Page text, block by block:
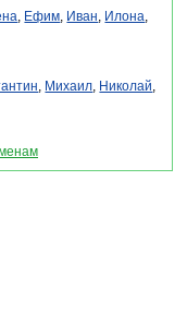
, Ефим, Иван, Илона,
, Михаил, Николай,